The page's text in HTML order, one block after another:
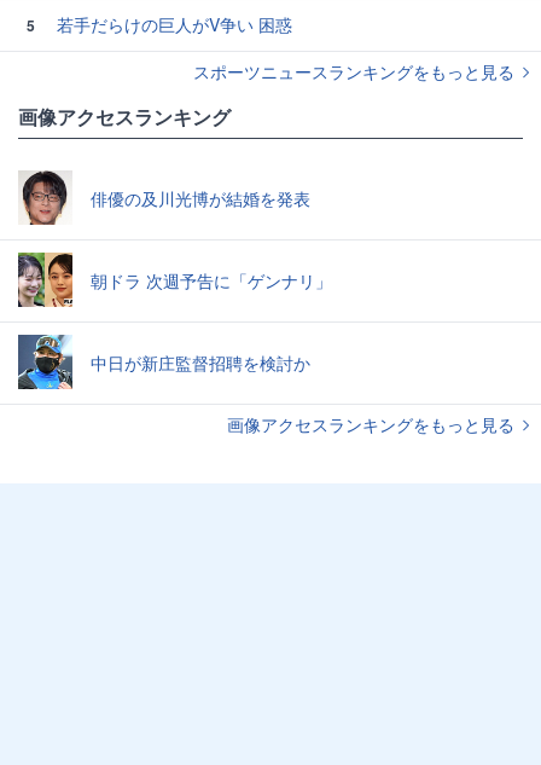
5
若手だらけの巨人がV争い 困惑
スポーツニュースランキングをもっと見る
画像アクセスランキング
俳優の及川光博が結婚を発表
朝ドラ 次週予告に「ゲンナリ」
中日が新庄監督招聘を検討か
画像アクセスランキングをもっと見る